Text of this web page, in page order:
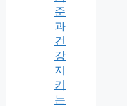
준
과
건
강
지
키
는